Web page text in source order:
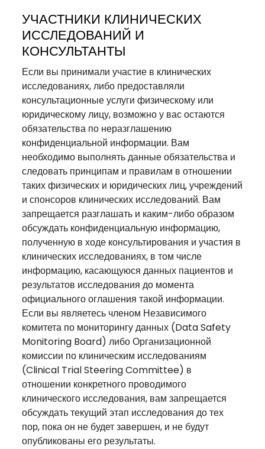
УЧАСТНИКИ КЛИНИЧЕСКИХ
ИССЛЕДОВАНИЙ И
КОНСУЛЬТАНТЫ
Если вы принимали участие в клинических
исследованиях, либо предоставляли
консультационные услуги физическому или
юридическому лицу, возможно у вас остаются
обязательства по неразглашению
конфиденциальной информации. Вам
необходимо выполнять данные обязательства и
следовать принципам и правилам в отношении
таких физических и юридических лиц, учреждений
и спонсоров клинических исследований. Вам
запрещается разглашать и каким-либо образом
обсуждать конфиденциальную информацию,
полученную в ходе консультирования и участия в
клинических исследованиях, в том числе
информацию, касающуюся данных пациентов и
результатов исследования до момента
официального оглашения такой информации.
Если вы являетесь членом Независимого
комитета по мониторингу данных (Data Safety
Monitoring Board) либо Организационной
комиссии по клиническим исследованиям
(Clinical Trial Steering Committee) в
отношении конкретного проводимого
клинического исследования, вам запрещается
обсуждать текущий этап исследования до тех
пор, пока он не будет завершен, и не будут
опубликованы его результаты.